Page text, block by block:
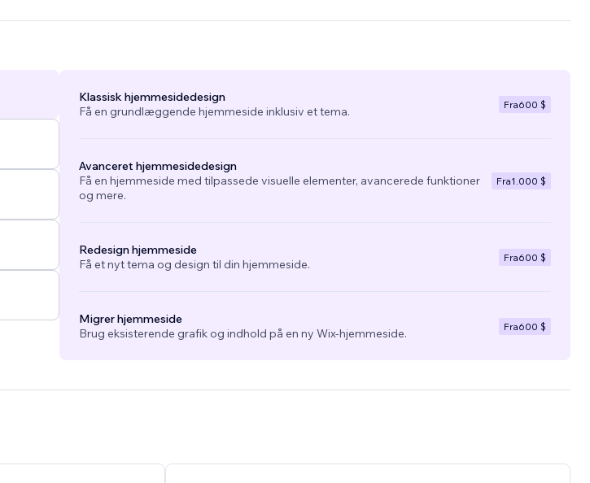
Klassisk hjemmesidedesign
Få en grundlæggende hjemmeside inklusiv et tema.
Fra600 $
Avanceret hjemmesidedesign
Få en hjemmeside med tilpassede visuelle elementer, avancerede funktioner
og mere.
Fra1.000 $
Redesign hjemmeside
Få et nyt tema og design til din hjemmeside.
Fra600 $
Migrer hjemmeside
Brug eksisterende grafik og indhold på en ny Wix-hjemmeside.
Fra600 $